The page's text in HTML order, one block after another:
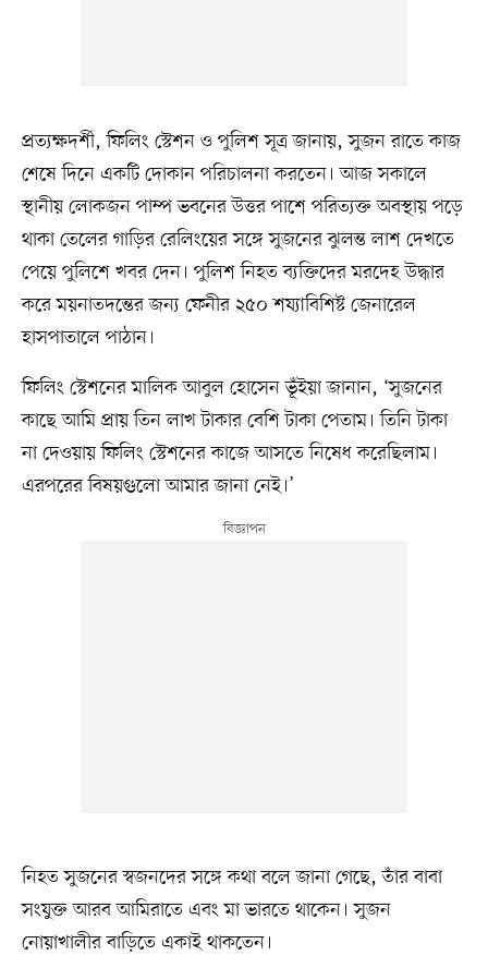
প্রত্যক্ষদর্শী, ফিলিং স্টেশন ও পুলিশ সূত্র জানায়, সুজন রাতে কাজ
শেষে দিনে একটি দোকান পরিচালনা করতেন। আজ সকালে
স্থানীয় লোকজন পাম্প ভবনের উত্তর পাশে পরিত্যক্ত অবস্থায় পড়ে
থাকা তেলের গাড়ির রেলিংয়ের সঙ্গে সুজনের ঝুলন্ত লাশ দেখতে
পেয়ে পুলিশে খবর দেন। পুলিশ নিহত ব্যক্তিদের মরদেহ উদ্ধার
করে ময়নাতদন্তের জন্য ফেনীর ২৫০ শয্যাবিশিষ্ট জেনারেল
হাসপাতালে পাঠান।
ফিলিং স্টেশনের মালিক আবুল হোসেন ভূঁইয়া জানান, ‘সুজনের
কাছে আমি প্রায় তিন লাখ টাকার বেশি টাকা পেতাম। তিনি টাকা
না দেওয়ায় ফিলিং স্টেশনের কাজে আসতে নিষেধ করেছিলাম।
এরপরের বিষয়গুলো আমার জানা নেই।’
নিহত সুজনের স্বজনদের সঙ্গে কথা বলে জানা গেছে, তাঁর বাবা
সংযুক্ত আরব আমিরাতে এবং মা ভারতে থাকেন। সুজন
নোয়াখালীর বাড়িতে একাই থাকতেন।